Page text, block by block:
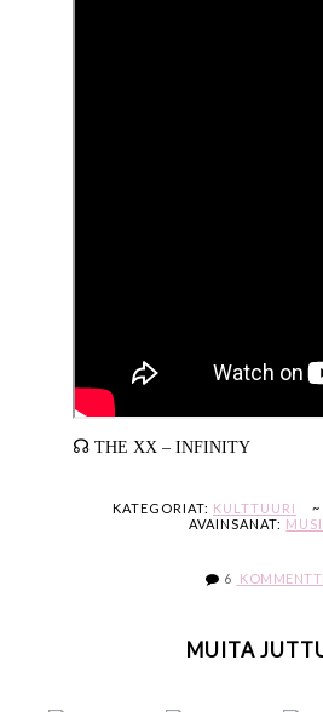
☊ THE XX – INFINITY
KATEGORIAT: KULTTUURI ~
AVAINSANAT:
6
MUITA